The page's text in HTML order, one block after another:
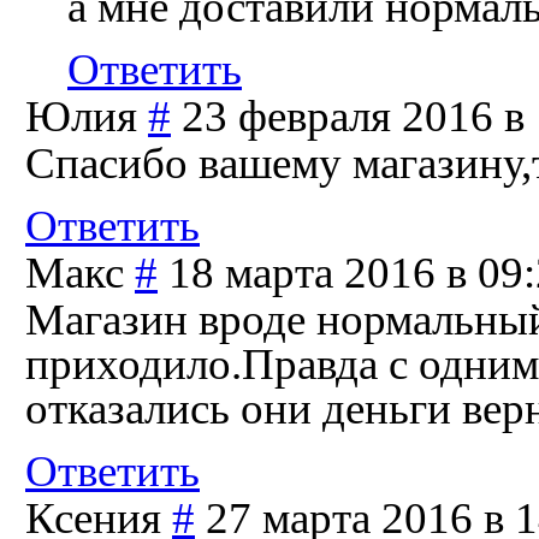
Ответить
Юлия # 23 февраля 2016
Спасибо вашему
Ответить
Макс # 18 марта 2016 в
Магазин вроде
приходило.Правда с
отказались они деньги
Ответить
Ксения # 27 марта 2016 в